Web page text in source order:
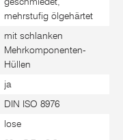
mehrstufig ölgehärtet
mit schlanken
Mehrkomponenten-
Hüllen
ja
DIN ISO 8976
lose